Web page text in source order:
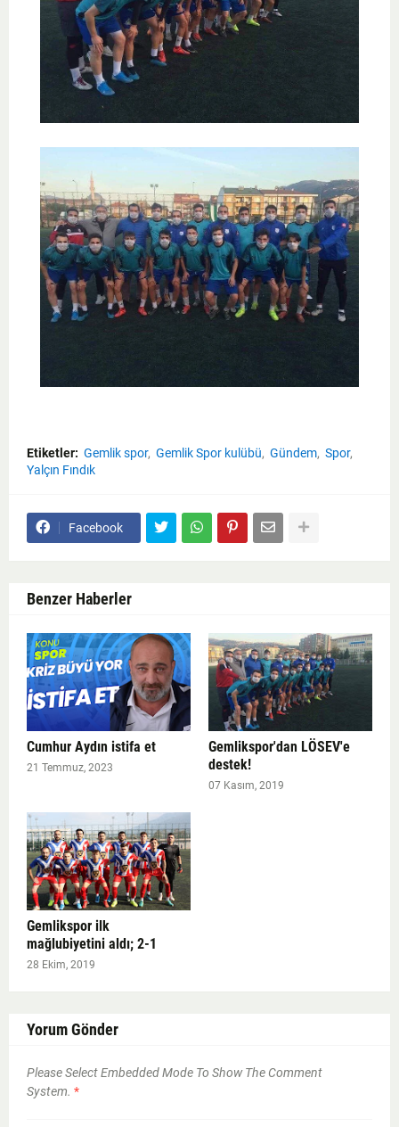
Etiketler: Gemlik spor Gemlik Spor kulübü Gündem Spor
Yalçın Fındık
Facebook
Benzer Haberler
Cumhur Aydın istifa et
21 Temmuz, 2023
Gemlikspor'dan LÖSEV'e
destek!
07 Kasım, 2019
Gemlikspor ilk
mağlubiyetini aldı; 2-1
28 Ekim, 2019
Yorum Gönder
Please Select Embedded Mode To Show The Comment
System. *